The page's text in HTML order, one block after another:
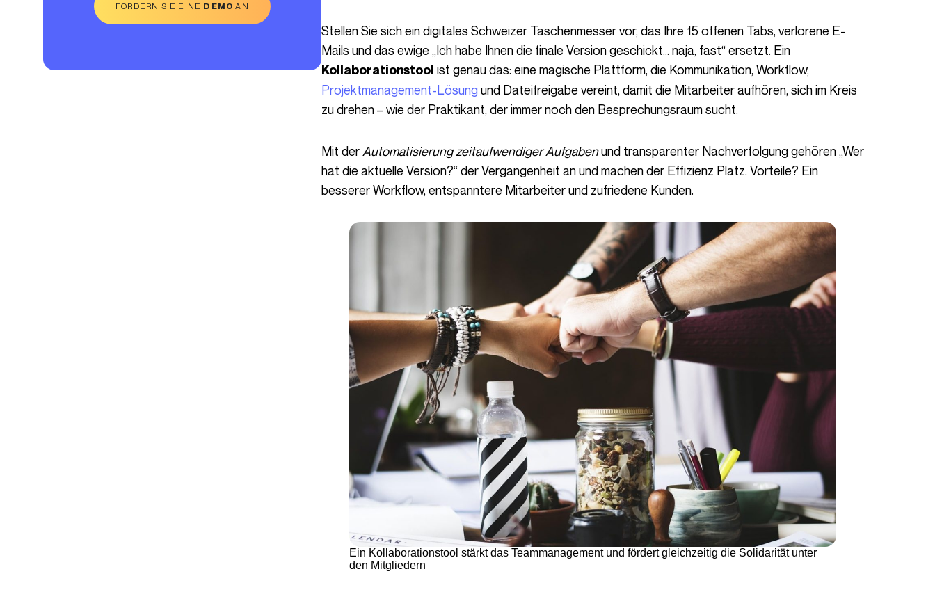
FORDERN SIE EINE DEMO AN
Stellen Sie sich ein digitales Schweizer Taschenmesser vor, das Ihre 15 offenen Tabs, verlorene E-
Mails und das ewige „Ich habe Ihnen die finale Version geschickt… naja, fast“ ersetzt. Ein
Kollaborationstool ist genau das: eine magische Plattform, die Kommunikation, Workflow,
Projektmanagement-Lösung und Dateifreigabe vereint, damit die Mitarbeiter aufhören, sich im Kreis
zu drehen – wie der Praktikant, der immer noch den Besprechungsraum sucht.
Mit der Automatisierung zeitaufwendiger Aufgabenund transparenter Nachverfolgung gehören „Wer
hat die aktuelle Version?“ der Vergangenheit an und machen der Effizienz Platz. Vorteile? Ein
besserer Workflow, entspanntere Mitarbeiter und zufriedene Kunden.
Ein Kollaborationstool stärkt das Teammanagement und fördert gleichzeitig die Solidarität unter
den Mitgliedern